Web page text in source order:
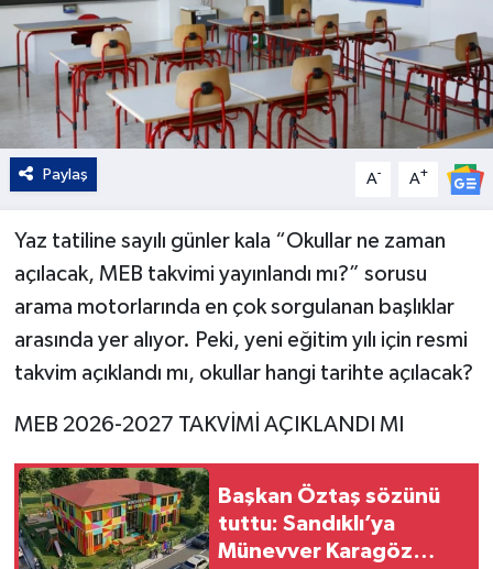
Paylaş A- A+
Yaz tatiline sayılı günler kala “Okullar ne zaman
açılacak, MEB takvimi yayınlandı mı?” sorusu
arama motorlarında en çok sorgulanan başlıklar
arasında yer alıyor. Peki, yeni eğitim yılı için resmi
takvim açıklandı mı, okullar hangi tarihte açılacak?
MEB 2026-2027 TAKVİMİ AÇIKLANDI MI
Başkan Öztaş sözünü
tuttu: Sandıklı’ya
Münevver Karagöz